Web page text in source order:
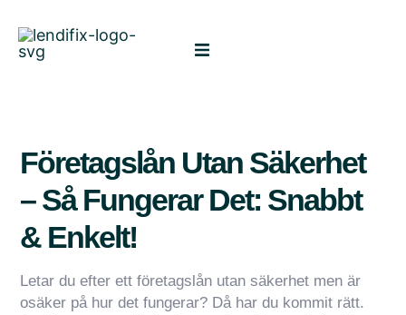
Företagslån Utan Säkerhet
– Så Fungerar Det: Snabbt
& Enkelt!
Letar du efter ett företagslån utan säkerhet men är
osäker på hur det fungerar? Då har du kommit rätt.